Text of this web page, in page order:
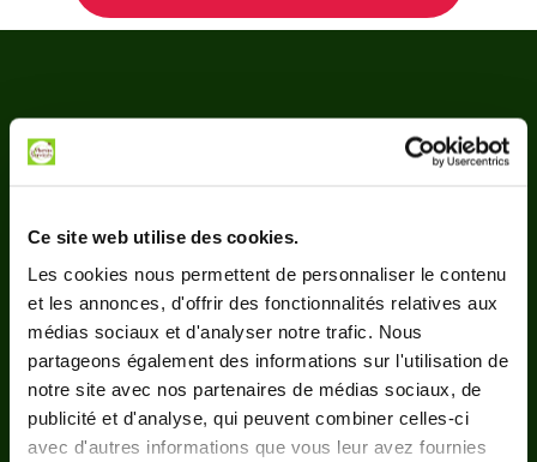
Ce site web utilise des cookies.
Les cookies nous permettent de personnaliser le contenu
et les annonces, d'offrir des fonctionnalités relatives aux
médias sociaux et d'analyser notre trafic. Nous
partageons également des informations sur l'utilisation de
notre site avec nos partenaires de médias sociaux, de
publicité et d'analyse, qui peuvent combiner celles-ci
avec d'autres informations que vous leur avez fournies
parlent de nous
Au top 😉 Signé le Pass Réduc' Seniors